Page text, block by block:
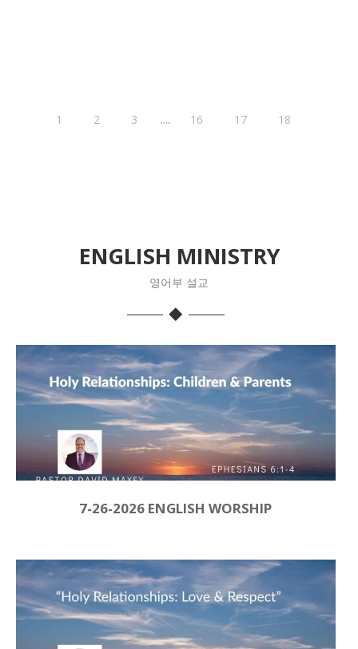
1 2 3 .... 16 17 18
ENGLISH MINISTRY
영어부 설교
7-26-2026 ENGLISH WORSHIP